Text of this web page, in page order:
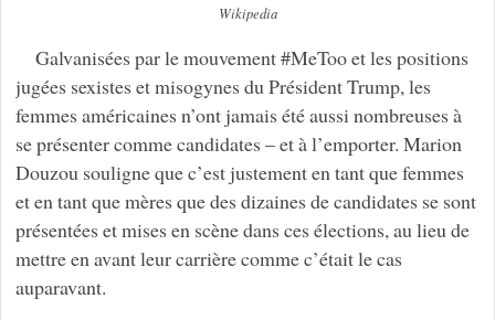
Wikipedia
Galvanisées par le mouvement #MeToo et les positions
jugées sexistes et misogynes du Président Trump, les
femmes américaines n’ont jamais été aussi nombreuses à
se présenter comme candidates – et à l’emporter. Marion
Douzou souligne que c’est justement en tant que femmes
et en tant que mères que des dizaines de candidates se sont
présentées et mises en scène dans ces élections, au lieu de
mettre en avant leur carrière comme c’était le cas
auparavant.